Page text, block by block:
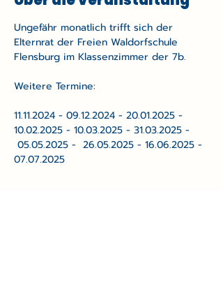
Ungefähr monatlich trifft sich der
Elternrat der Freien Waldorfschule
Flensburg im Klassenzimmer der 7b.
Weitere Termine:
11.11.2024 - 09.12.2024 - 20.01.2025 -
10.02.2025 - 10.03.2025 - 31.03.2025 -
05.05.2025 -  26.05.2025 - 16.06.2025 -
07.07.2025